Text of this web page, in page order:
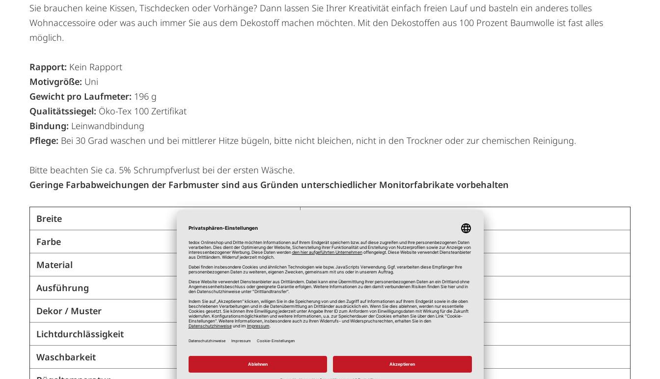
Sie brauchen keine Kissen, Tischdecken oder Vorhänge? Dann lassen Sie Ihrer Kreativität einfach freien Lauf und basteln ein anderes tolles
Wohnaccessoire oder was auch immer Sie aus dem Dekostoff machen möchten. Mit den Dekostoffen aus 100 Prozent Baumwolle ist fast alles
möglich.
Rapport: Kein Rapport
Motivgröße: Uni
Gewicht pro Laufmeter: 196 g
Qualitätssiegel: Öko-Tex 100 Zertifikat
Bindung: Leinwandbindung
Pflege: Bei 30 Grad waschen und bei mittlerer Hitze bügeln, bitte nicht bleichen, nicht in den Trockner oder zur chemischen Reinigung.
Bitte beachten Sie ca. 5% Schrumpfverlust bei der ersten Wäsche.
Geringe Farbabweichungen der Farbmuster sind aus Gründen unterschiedlicher Monitorfabrikate vorbehalten
Breite
Farbe
Schwarz
Material
100 % Baumwolle
Ausführung
Baumwollstoff Uni
Dekor / Muster
Einfarbig
Lichtdurchlässigkeit
Waschbarkeit
Maschinenwäsche 30 Grad